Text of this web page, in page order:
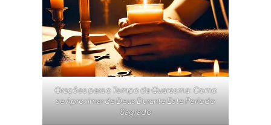
Orações para o Tempo da Quaresma: Como
se Aproximar de Deus Durante Este Período
Sagrado